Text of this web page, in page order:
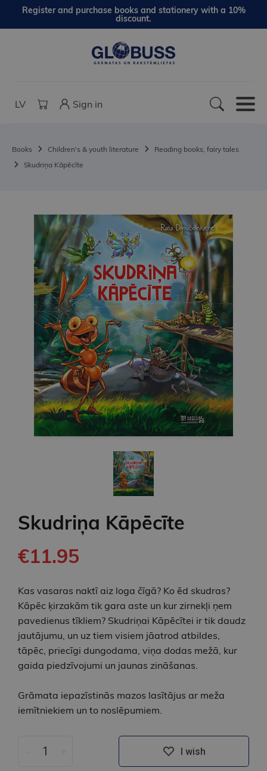
Register and purchase books and stationery with a 10%
discount.
LV Sign in
Books Children's & youth literature
Reading books, fairy tales
Skudriņa Kāpēcīte
Skudriņa Kāpēcīte
€11.95
Kas vasaras naktī aiz loga čīgā? Ko ēd skudras?
Kāpēc ķirzakām tik gara aste un kur zirnekļi ņem
pavedienus tīkliem? Skudriņai Kāpēcītei ir tik daudz
jautājumu, un uz tiem visiem jāatrod atbildes,
tāpēc, priecīgi dungodama, viņa dodas mežā, kur
gaida piedzīvojumi un jaunas zināšanas.
Grāmata iepazīstinās mazos lasītājus ar meža
iemītniekiem un to noslēpumiem.
I wish